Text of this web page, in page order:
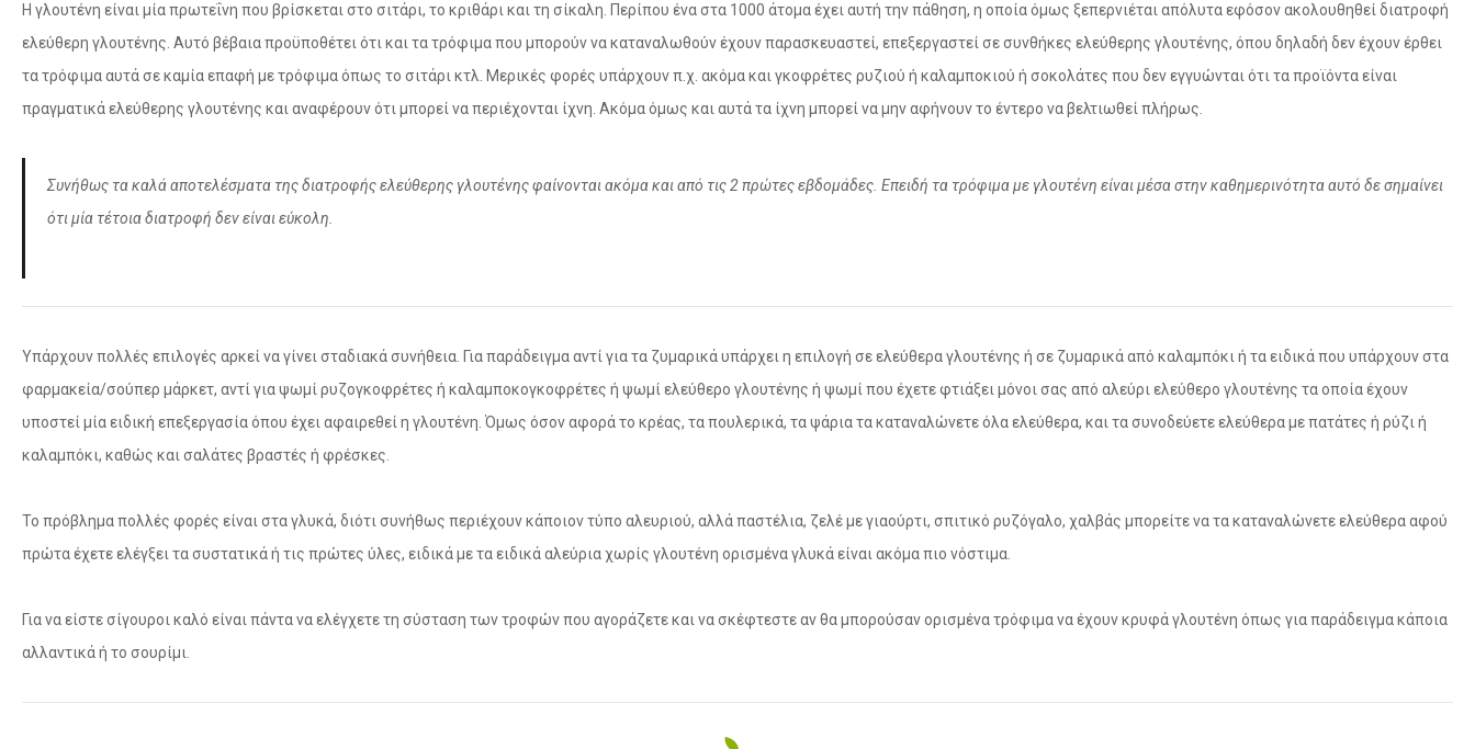
Η γλουτένη είναι μία πρωτεΐνη που βρίσκεται στο σιτάρι, το κριθάρι και τη σίκαλη. Περίπου ένα στα 1000 άτομα έχει αυτή την πάθηση, η οποία όμως ξεπερνιέται απόλυτα εφόσον ακολουθηθεί διατροφή
ελεύθερη γλουτένης. Αυτό βέβαια προϋποθέτει ότι και τα τρόφιμα που μπορούν να καταναλωθούν έχουν παρασκευαστεί, επεξεργαστεί σε συνθήκες ελεύθερης γλουτένης, όπου δηλαδή δεν έχουν έρθει
τα τρόφιμα αυτά σε καμία επαφή με τρόφιμα όπως το σιτάρι κτλ. Μερικές φορές υπάρχουν π.χ. ακόμα και γκοφρέτες ρυζιού ή καλαμποκιού ή σοκολάτες που δεν εγγυώνται ότι τα προϊόντα είναι
πραγματικά ελεύθερης γλουτένης και αναφέρουν ότι μπορεί να περιέχονται ίχνη. Ακόμα όμως και αυτά τα ίχνη μπορεί να μην αφήνουν το έντερο να βελτιωθεί πλήρως.
Συνήθως τα καλά αποτελέσματα της διατροφής ελεύθερης γλουτένης φαίνονται ακόμα και από τις 2 πρώτες εβδομάδες. Επειδή τα τρόφιμα με γλουτένη είναι μέσα στην καθημερινότητα αυτό δε σημαίνει
ότι μία τέτοια διατροφή δεν είναι εύκολη.
Υπάρχουν πολλές επιλογές αρκεί να γίνει σταδιακά συνήθεια. Για παράδειγμα αντί για τα ζυμαρικά υπάρχει η επιλογή σε ελεύθερα γλουτένης ή σε ζυμαρικά από καλαμπόκι ή τα ειδικά που υπάρχουν στα
φαρμακεία/σούπερ μάρκετ, αντί για ψωμί ρυζογκοφρέτες ή καλαμποκογκοφρέτες ή ψωμί ελεύθερο γλουτένης ή ψωμί που έχετε φτιάξει μόνοι σας από αλεύρι ελεύθερο γλουτένης τα οποία έχουν
υποστεί μία ειδική επεξεργασία όπου έχει αφαιρεθεί η γλουτένη. Όμως όσον αφορά το κρέας, τα πουλερικά, τα ψάρια τα καταναλώνετε όλα ελεύθερα, και τα συνοδεύετε ελεύθερα με πατάτες ή ρύζι ή
καλαμπόκι, καθώς και σαλάτες βραστές ή φρέσκες.
Το πρόβλημα πολλές φορές είναι στα γλυκά, διότι συνήθως περιέχουν κάποιον τύπο αλευριού, αλλά παστέλια, ζελέ με γιαούρτι, σπιτικό ρυζόγαλο, χαλβάς μπορείτε να τα καταναλώνετε ελεύθερα αφού
πρώτα έχετε ελέγξει τα συστατικά ή τις πρώτες ύλες, ειδικά με τα ειδικά αλεύρια χωρίς γλουτένη ορισμένα γλυκά είναι ακόμα πιο νόστιμα.
Για να είστε σίγουροι καλό είναι πάντα να ελέγχετε τη σύσταση των τροφών που αγοράζετε και να σκέφτεστε αν θα μπορούσαν ορισμένα τρόφιμα να έχουν κρυφά γλουτένη όπως για παράδειγμα κάποια
αλλαντικά ή το σουρίμι.